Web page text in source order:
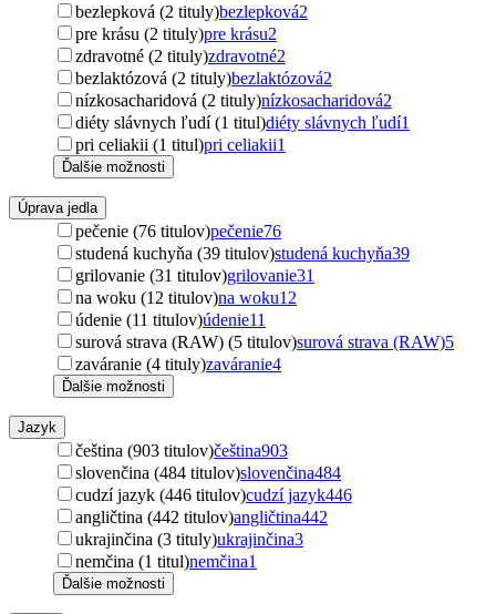
bezlepková (2 tituly)bezlepková2
pre krásu (2 tituly)pre krásu2
zdravotné (2 tituly)zdravotné2
bezlaktózová (2 tituly)bezlaktózová2
nízkosacharidová (2 tituly)nízkosacharidová2
diéty slávnych ľudí (1 titul)diéty slávnych ľudí1
pri celiakii (1 titul)pri celiakii1
Ďalšie možnosti
Úprava jedla
pečenie (76 titulov)pečenie76
studená kuchyňa (39 titulov)studená kuchyňa39
grilovanie (31 titulov)grilovanie31
na woku (12 titulov)na woku12
údenie (11 titulov)údenie11
surová strava (RAW) (5 titulov)surová strava (RAW)5
zaváranie (4 tituly)zaváranie4
Ďalšie možnosti
Jazyk
čeština (903 titulov)čeština903
slovenčina (484 titulov)slovenčina484
cudzí jazyk (446 titulov)cudzí jazyk446
angličtina (442 titulov)angličtina442
ukrajinčina (3 tituly)ukrajinčina3
nemčina (1 titul)nemčina1
Ďalšie možnosti